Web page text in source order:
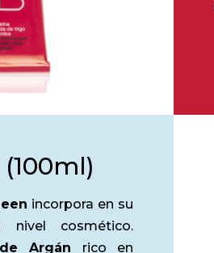
(100ml)
incorpora en su
nivel cosmético.
Argán rico en